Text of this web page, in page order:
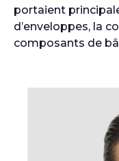
portaient
d’enveloppes, la
composants de